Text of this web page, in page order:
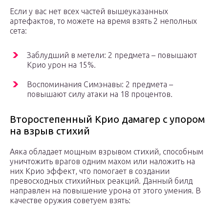
Если у вас нет всех частей вышеуказанных
артефактов, то можете на время взять 2 неполных
сета:
Заблудший в метели: 2 предмета – повышают
Крио урон на 15%.
Воспоминания Симэнавы: 2 предмета –
повышают силу атаки на 18 процентов.
Второстепенный Крио дамагер с упором
на взрыв стихий
Аяка обладает мощным взрывом стихий, способным
уничтожить врагов одним махом или наложить на
них Крио эффект, что помогает в создании
превосходных стихийных реакций. Данный билд
направлен на повышение урона от этого умения. В
качестве оружия советуем взять: